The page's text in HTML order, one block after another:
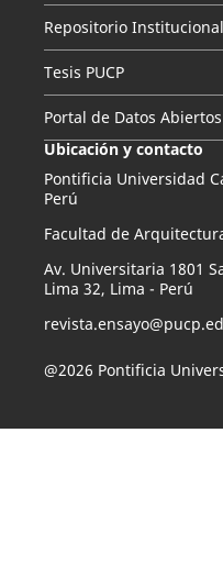
Repositorio Institucional
Tesis PUCP
Portal de Datos Abiertos
Ubicación y contacto
Pontificia Universidad
Perú
Facultad de
Av. Universitaria 1801
Lima 32, Lima - Perú
@2026 Pontificia